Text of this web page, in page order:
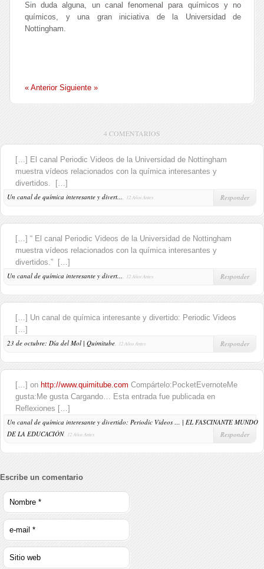
Sin duda alguna, un canal fenomenal para químicos y no
químicos, y una gran iniciativa de la Universidad de
Nottingham.
« Anterior Siguiente »
4 COMENTARIOS
[…] El canal Periodic Videos de la Universidad de Nottingham
muestra vídeos relacionados con la química interesantes y
divertidos. […]
Un canal de química interesante y divert..., 12 Años Antes Responder
[…] “ El canal Periodic Videos de la Universidad de Nottingham
muestra vídeos relacionados con la química interesantes y
divertidos.” […]
Un canal de química interesante y divert..., 12 Años Antes Responder
[…] Un canal de química interesante y divertido: Periodic Videos
[…]
23 de octubre: Día del Mol | Quimitube, 12 Años Antes Responder
[…] on http://www.quimitube.com Compártelo:PocketEvernoteMe
gusta:Me gusta Cargando… Esta entrada fue publicada en
Reflexiones […]
Un canal de química interesante y divertido: Periodic Videos … | EL FASCINANTE MUNDO
DE LA EDUCACIÓN, 12 Años Antes Responder
Escribe un comentario